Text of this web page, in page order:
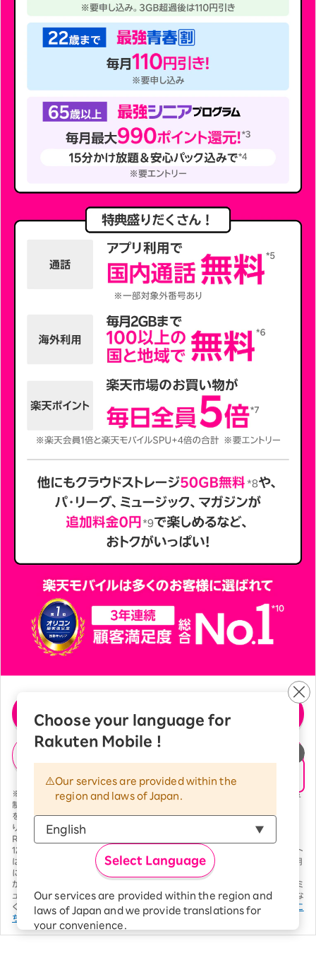
Choose your language for
Rakuten Mobile !
Our services are provided within the
region and laws of Japan.
Select Language
Our services are provided within the region and
laws of Japan and we provide translations for
your convenience.
料金プランの詳細を見る
※製品代、オプション料は別費用 *1 混雑時など公平なサービス提供のため速度
制御する場合あり *2 別途有料作品等あり。 *3 期間限定ポイント。全ての条件
を満たしたことが確認された月の翌々月末日ごろに付与 *4 一部対象外番号あ
り。国内通話のみ。各種サービスには使用条件等あり *5 一部対象外番号あり。
Rakuten Linkアプリ未使用時30秒22円 *6 通話料等別。2GB超過後は最大
128kbps。
及び条件は変更する場合あり *7 毎月の獲得上限ポイント
は2,000ポイント。期間限定ポイント。
SPUの詳細はこちら
*8 サービスのご利用
には別途通信料が発生。高い信頼性と安全性を提供するよう設計されています
が、全てのデータの完全な保護を半永久的に保証するものではありません。*9 ミ
ュージックとマガジンの対象コンテンツに一部制限あり。各キャンペーンは予告な
く変更・終了する場合あり。その他一部条件あり。
エンタメコンテンツの詳細はこ
ちら
*10 2025年 オリコン顧客満足度Ⓡ調査 携帯キャリア 総合 第1位